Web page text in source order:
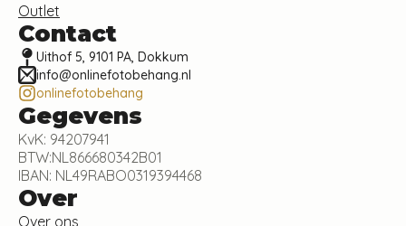
Outlet
Contact
Uithof 5, 9101 PA, Dokkum
info@onlinefotobehang.nl
onlinefotobehang
Gegevens
KvK: 94207941
BTW:NL866680342B01
IBAN: NL49RABO0319394468
Over
Over ons